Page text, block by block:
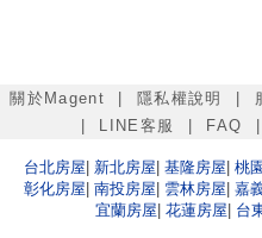
關於Magent 隱私權說明
LINE客服 FAQ
台北房屋 新北房屋 基隆房屋 桃園
彰化房屋 南投房屋 雲林房屋 嘉
宜蘭房屋 花蓮房屋 台